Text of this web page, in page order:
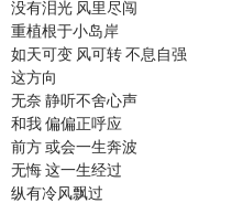
没有泪光 风里尽闯
重植根于小岛岸
如天可变 风可转 不息自强
这方向
无奈 静听不舍心声
和我 偏偏正呼应
前方 或会一生奔波
无悔 这一生经过
纵有冷风飘过